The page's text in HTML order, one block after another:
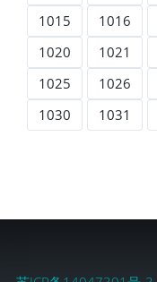
1015
1016
1020
1021
1025
1026
1030
1031